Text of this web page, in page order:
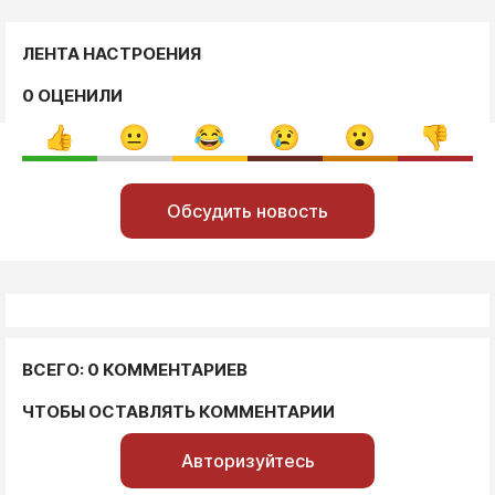
ЛЕНТА НАСТРОЕНИЯ
0 ОЦЕНИЛИ
Обсудить новость
ВСЕГО: 0 КОММЕНТАРИЕВ
ЧТОБЫ ОСТАВЛЯТЬ КОММЕНТАРИИ
Авторизуйтесь